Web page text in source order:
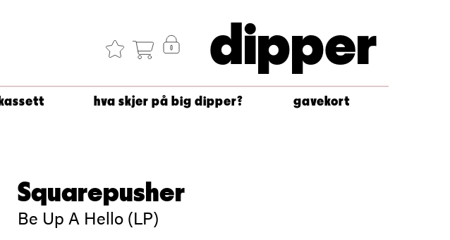
dipper
kassett hva skjer på big dipper? gavekort
Squarepusher
Be Up A Hello (LP)